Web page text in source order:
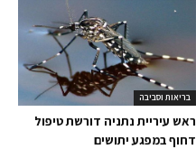
בריאות וסביבה
ראש עיריית נתניה דורשת טיפול
דחוף במפגע יתושים